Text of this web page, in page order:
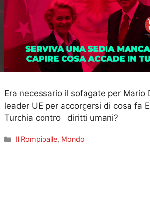
Era necessario il sofagate per Mario
leader UE per accorgersi di cosa fa
Turchia contro i diritti umani?
Categorie
Il Rompiballe, Mondo